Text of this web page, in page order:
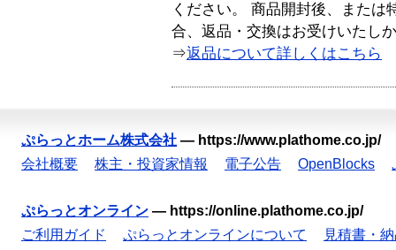
ください。 商品開封後、または
合、返品・交換はお受けいたし
⇒返品について詳しくはこちら
ぷらっとホーム株式会社 — https://www.plathome.co.jp/
会社概要
株主・投資家情報 電子公告 OpenBlocks
ぷらっとオンライン — https://online.plathome.co.jp/
ご利用ガイド
ぷらっとオンラインについて
見積書・